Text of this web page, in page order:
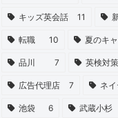
キッズ英会話 11
転職 10 夏のキ
品川 7 英検対策
広告代理店 7 ネ
池袋 6 武蔵小杉